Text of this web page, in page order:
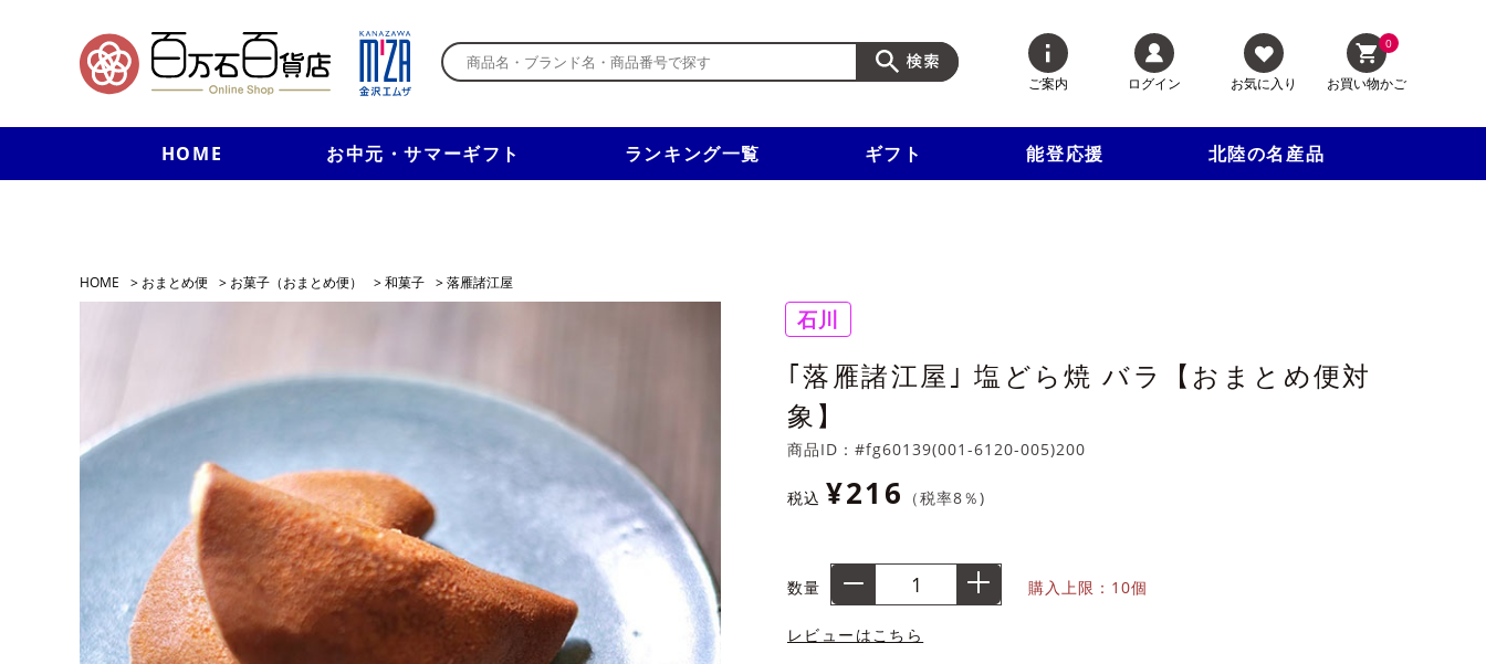
ご案内 ログイン お気に入り
0
お買い物かご
HOME お中元・サマーギフト ランキング一覧 ギフト 能登応援 北陸の名産品
新規入会で3千円以上で使える500円クーポンを進呈！
HOME > おまとめ便 > お菓子（おまとめ便） >和菓子 >落雁諸江屋
石川
｢落雁諸江屋｣ 塩どら焼 バラ【おまとめ便対
象】
商品ID： #fg60139(001-6120-005)200
税込 ¥216 （税率8％)
数量 購入上限：10個
レビューはこちら